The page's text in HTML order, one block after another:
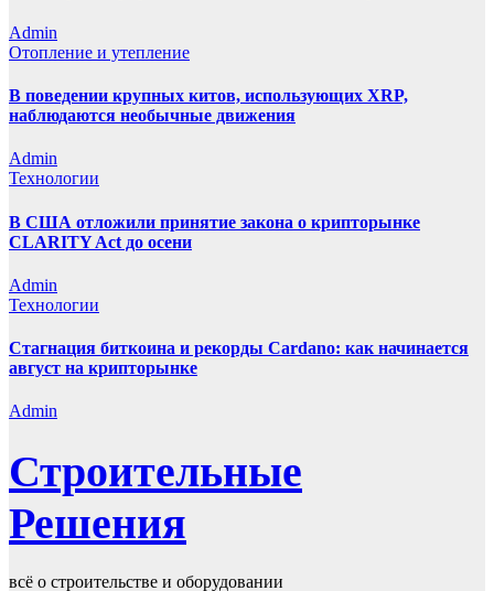
Admin
Отопление и утепление
В поведении крупных китов, использующих XRP,
наблюдаются необычные движения
Admin
Технологии
В США отложили принятие закона о крипторынке
CLARITY Act до осени
Admin
Технологии
Стагнация биткоина и рекорды Cardano: как начинается
август на крипторынке
Admin
Строительные
Решения
всё о строительстве и оборудовании